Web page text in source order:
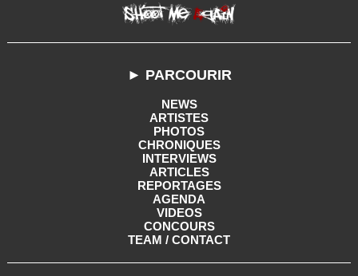
► PARCOURIR
NEWS
ARTISTES
PHOTOS
CHRONIQUES
INTERVIEWS
ARTICLES
REPORTAGES
AGENDA
VIDEOS
CONCOURS
TEAM / CONTACT